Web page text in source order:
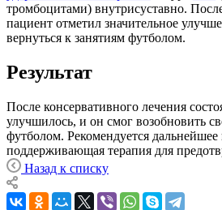
тромбоцитами) внутрисуставно.
пациент отметил значительное
вернуться к занятиям футболом.
Результат
После консервативного лечения
улучшилось, и он смог возобновить
футболом. Рекомендуется
поддерживающая терапия для
Назад к списку